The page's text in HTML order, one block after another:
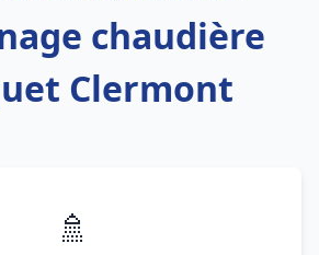
chaudière
Clermont
🚿